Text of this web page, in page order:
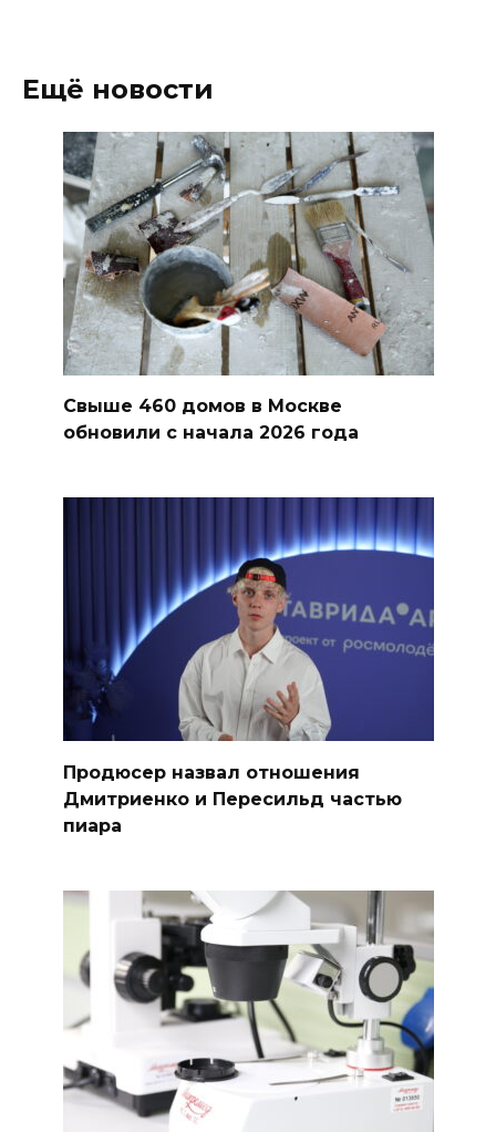
Ещё новости
Свыше 460 домов в Москве
обновили с начала 2026 года
Продюсер назвал отношения
Дмитриенко и Пересильд частью
пиара